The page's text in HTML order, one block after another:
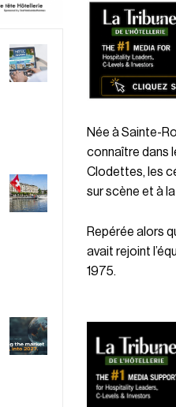
Née à Sainte-
connaître dans
Clodettes, les
sur scène et à
Repérée alors
avait rejoint
1975.